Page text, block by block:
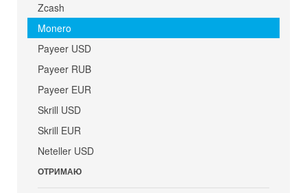
Zcash
Monero
Payeer USD
Payeer RUB
Payeer EUR
Skrill USD
Skrill EUR
Neteller USD
ОТРИМАЮ